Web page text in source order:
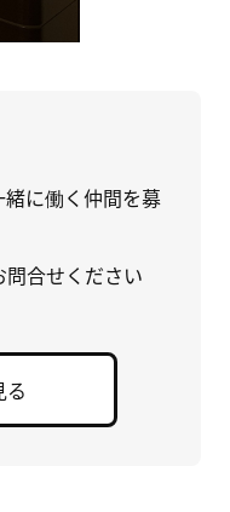
に働く仲間を募
合せください
る